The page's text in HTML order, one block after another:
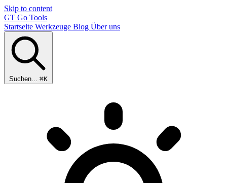
Skip to content
GT Go Tools
Startseite Werkzeuge Blog Über uns
Suchen... ⌘K